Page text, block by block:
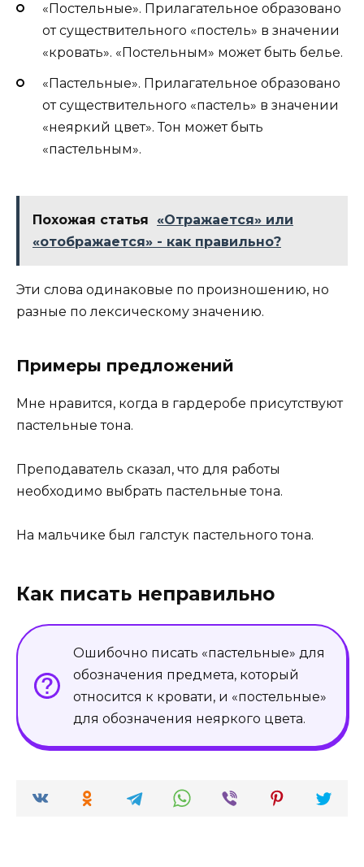
«Постельные». Прилагательное образовано
от существительного «постель» в значении
«кровать». «Постельным» может быть белье.
«Пастельные». Прилагательное образовано
от существительного «пастель» в значении
«неяркий цвет». Тон может быть
«пастельным».
Похожая статья
«Отражается» или
«отображается» - как правильно?
Эти слова одинаковые по произношению, но
разные по лексическому значению.
Примеры предложений
Мне нравится, когда в гардеробе присутствуют
пастельные тона.
Преподаватель сказал, что для работы
необходимо выбрать пастельные тона.
На мальчике был галстук пастельного тона.
Как писать неправильно
Ошибочно писать «пастельные» для
обозначения предмета, который
относится к кровати, и «постельные»
для обозначения неяркого цвета.